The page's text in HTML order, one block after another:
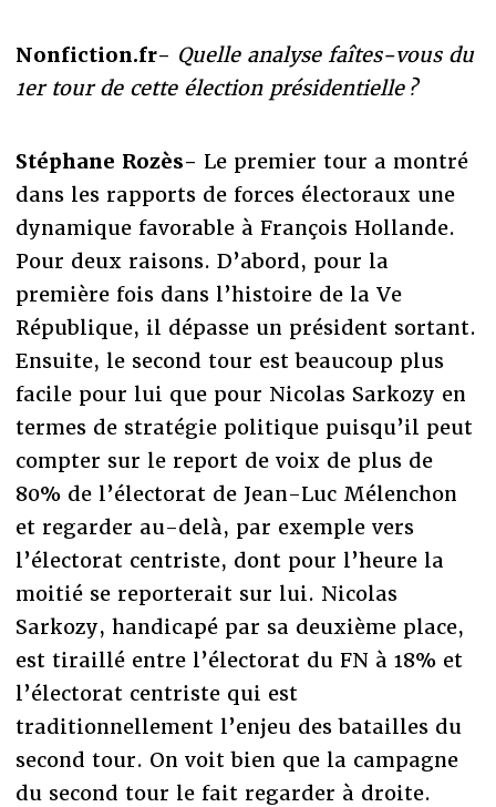
Nonfiction.fr- Quelle analyse faîtes-vous du
1er tour de cette élection présidentielle ?
Stéphane Rozès- Le premier tour a montré
dans les rapports de forces électoraux une
dynamique favorable à François Hollande.
Pour deux raisons. D’abord, pour la
première fois dans l’histoire de la Ve
République, il dépasse un président sortant.
Ensuite, le second tour est beaucoup plus
facile pour lui que pour Nicolas Sarkozy en
termes de stratégie politique puisqu’il peut
compter sur le report de voix de plus de
80% de l’électorat de Jean-Luc Mélenchon
et regarder au-delà, par exemple vers
l’électorat centriste, dont pour l’heure la
moitié se reporterait sur lui. Nicolas
Sarkozy, handicapé par sa deuxième place,
est tiraillé entre l’électorat du FN à 18% et
l’électorat centriste qui est
traditionnellement l’enjeu des batailles du
second tour. On voit bien que la campagne
du second tour le fait regarder à droite.